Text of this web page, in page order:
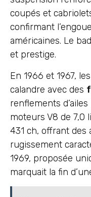
coupés et
confirmant
américaines. Le
et prestige.
En 1966 et 1967,
calandre avec des
renflements
moteurs V8 de 7,0
431 ch, offrant des
rugissement
1969, proposée
marquait la fin